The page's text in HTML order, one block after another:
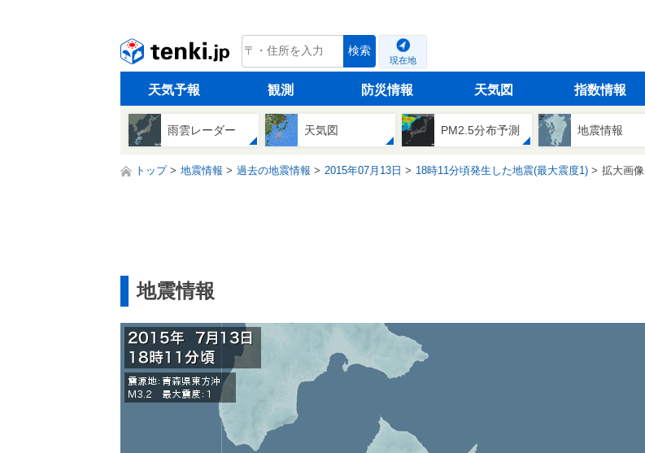
tenki.jp 検索
現在地
天気予報 観測 防災情報 天気図 指数情報
雨雲レーダー 天気図 PM2.5分布予測 地震情報
トップ 地震情報 過去の地震情報 2015年07月13日 18時11分頃発生した地震(最大震度1) 拡大画像
地震情報